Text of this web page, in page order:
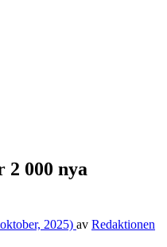
2 000 nya
2025) av Redaktionen